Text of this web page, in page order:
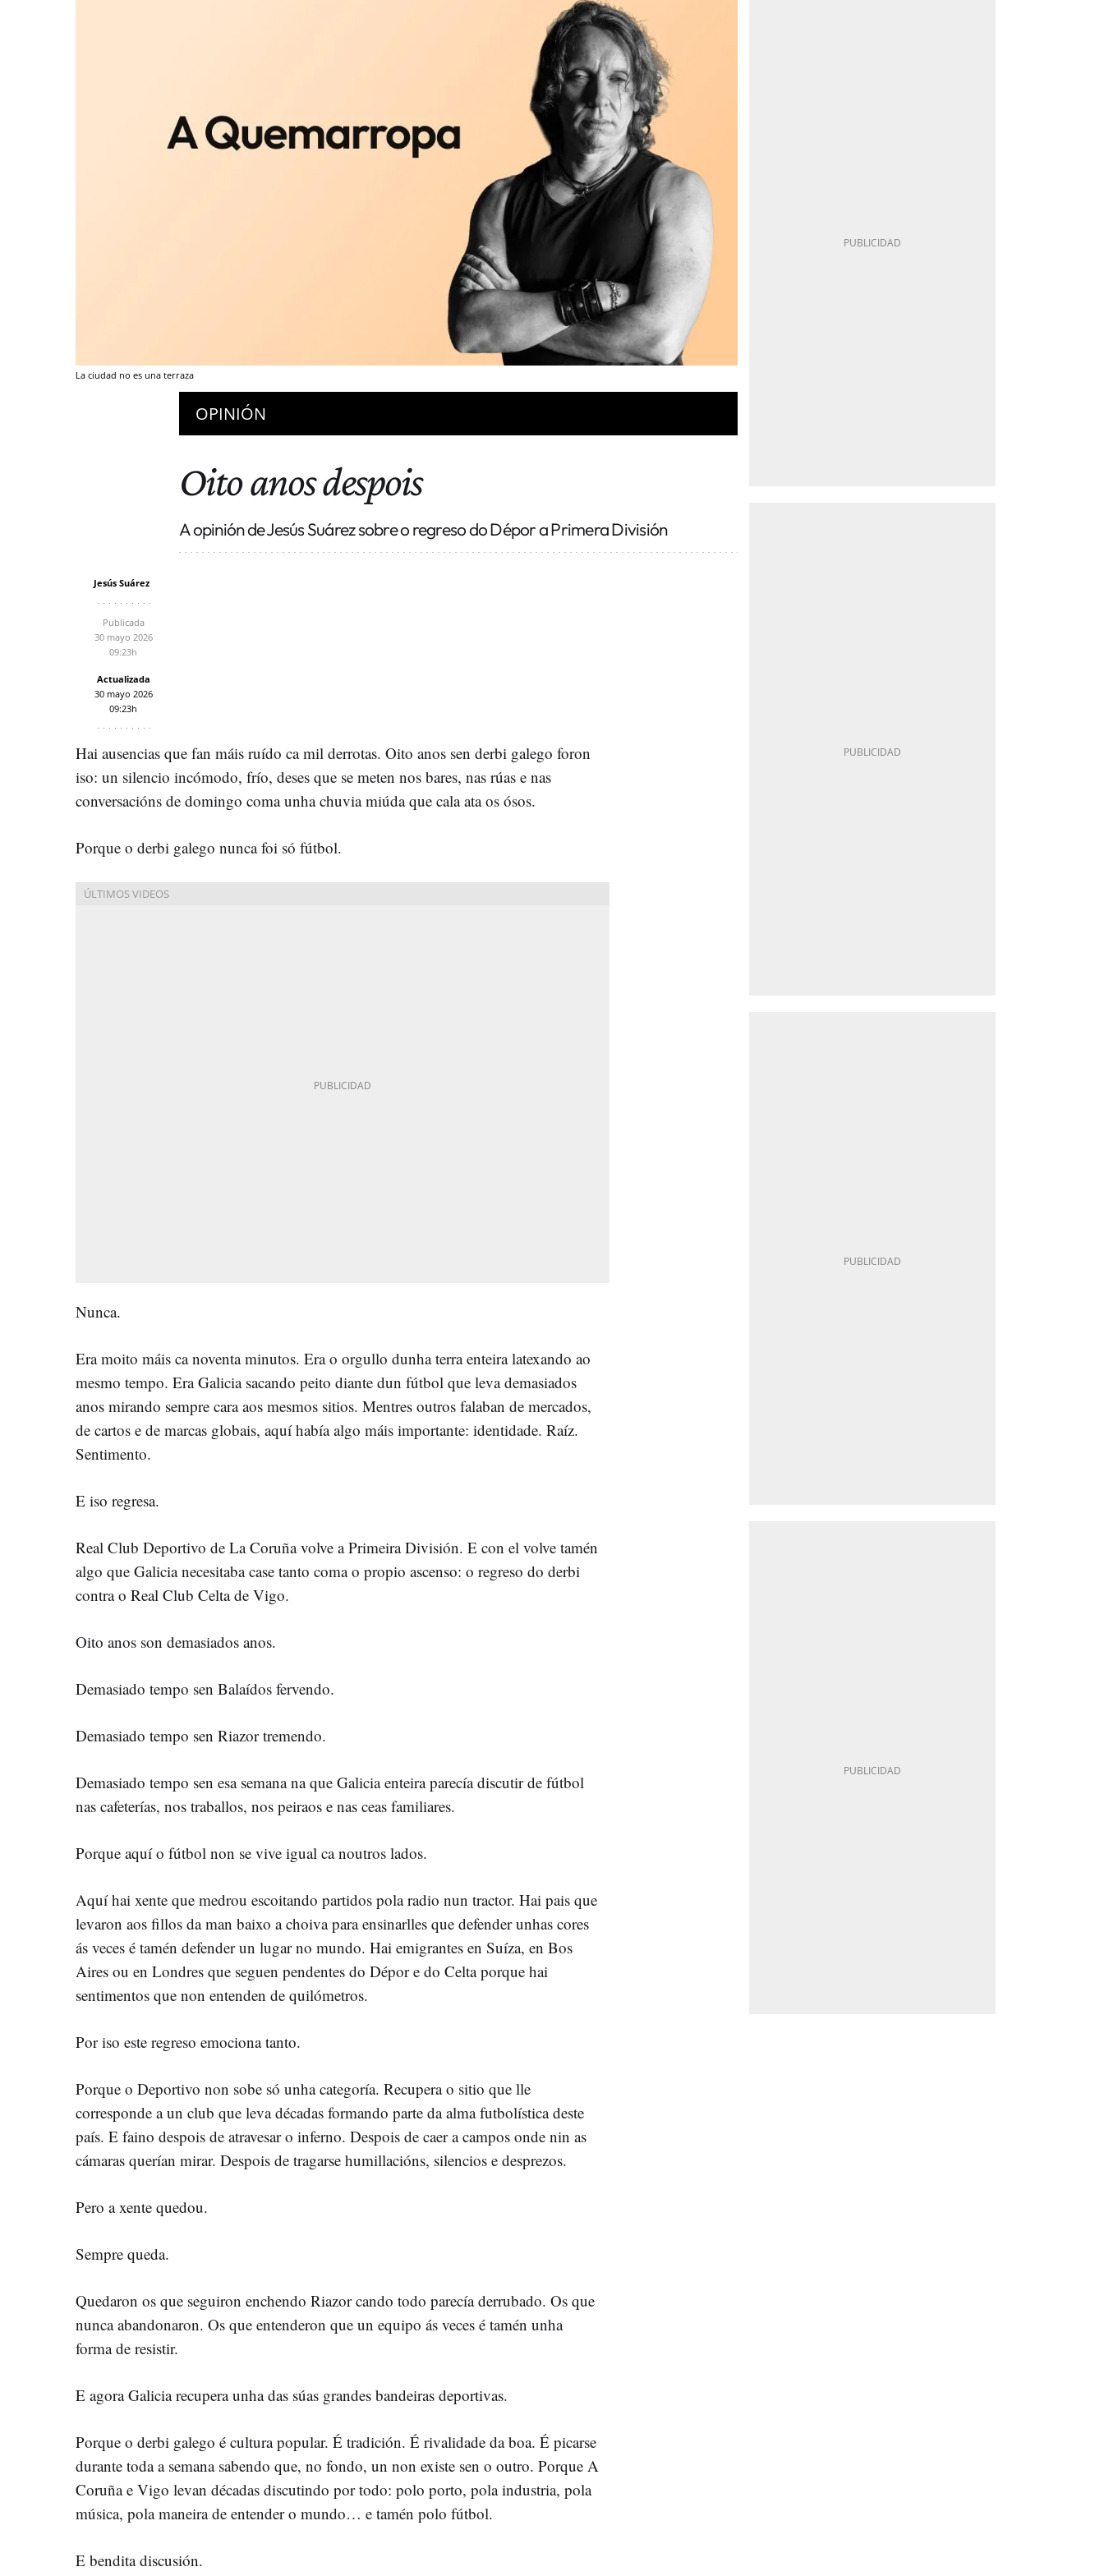
La ciudad no es una terraza
OPINIÓN
Oito anos despois
A opinión de Jesús Suárez sobre o regreso do Dépor a Primera División
Jesús Suárez
Publicada
30 mayo 2026
09:23h
Actualizada
30 mayo 2026
09:23h
Hai ausencias que fan máis ruído ca mil derrotas. Oito anos sen derbi galego foron
iso: un silencio incómodo, frío, deses que se meten nos bares, nas rúas e nas
conversacións de domingo coma unha chuvia miúda que cala ata os ósos.
Porque o derbi galego nunca foi só fútbol.
Nunca.
Era moito máis ca noventa minutos. Era o orgullo dunha terra enteira latexando ao
mesmo tempo. Era Galicia sacando peito diante dun fútbol que leva demasiados
anos mirando sempre cara aos mesmos sitios. Mentres outros falaban de mercados,
de cartos e de marcas globais, aquí había algo máis importante: identidade. Raíz.
Sentimento.
E iso regresa.
Real Club Deportivo de La Coruña volve a Primeira División. E con el volve tamén
algo que Galicia necesitaba case tanto coma o propio ascenso: o regreso do derbi
contra o Real Club Celta de Vigo.
Oito anos son demasiados anos.
Demasiado tempo sen Balaídos fervendo.
Demasiado tempo sen Riazor tremendo.
Demasiado tempo sen esa semana na que Galicia enteira parecía discutir de fútbol
nas cafeterías, nos traballos, nos peiraos e nas ceas familiares.
Porque aquí o fútbol non se vive igual ca noutros lados.
Aquí hai xente que medrou escoitando partidos pola radio nun tractor. Hai pais que
levaron aos fillos da man baixo a choiva para ensinarlles que defender unhas cores
ás veces é tamén defender un lugar no mundo. Hai emigrantes en Suíza, en Bos
Aires ou en Londres que seguen pendentes do Dépor e do Celta porque hai
sentimentos que non entenden de quilómetros.
Por iso este regreso emociona tanto.
Porque o Deportivo non sobe só unha categoría. Recupera o sitio que lle
corresponde a un club que leva décadas formando parte da alma futbolística deste
país. E faino despois de atravesar o inferno. Despois de caer a campos onde nin as
cámaras querían mirar. Despois de tragarse humillacións, silencios e desprezos.
Pero a xente quedou.
Sempre queda.
Quedaron os que seguiron enchendo Riazor cando todo parecía derrubado. Os que
nunca abandonaron. Os que entenderon que un equipo ás veces é tamén unha
forma de resistir.
E agora Galicia recupera unha das súas grandes bandeiras deportivas.
Porque o derbi galego é cultura popular. É tradición. É rivalidade da boa. É picarse
durante toda a semana sabendo que, no fondo, un non existe sen o outro. Porque A
Coruña e Vigo levan décadas discutindo por todo: polo porto, pola industria, pola
música, pola maneira de entender o mundo… e tamén polo fútbol.
E bendita discusión.